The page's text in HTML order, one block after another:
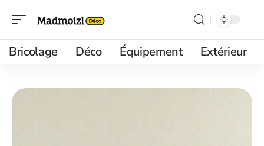
Bricolage Déco Équipement Extérieur